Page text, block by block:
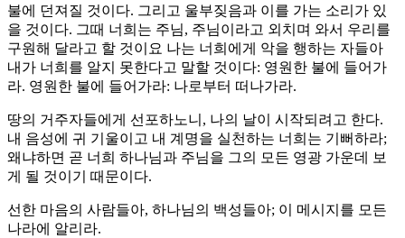
불에 던져질 것이다. 그리고 울부짖음과 이를 가는 소리가 있
을 것이다. 그때 너희는 주님, 주님이라고 외치며 와서 우리를
구원해 달라고 할 것이요 나는 너희에게 악을 행하는 자들아
내가 너희를 알지 못한다고 말할 것이다: 영원한 불에 들어가
라. 영원한 불에 들어가라: 나로부터 떠나가라.
땅의 거주자들에게 선포하노니, 나의 날이 시작되려고 한다.
내 음성에 귀 기울이고 내 계명을 실천하는 너희는 기뻐하라;
왜냐하면 곧 너희 하나님과 주님을 그의 모든 영광 가운데 보
게 될 것이기 때문이다.
선한 마음의 사람들아, 하나님의 백성들아; 이 메시지를 모든
나라에 알리라.